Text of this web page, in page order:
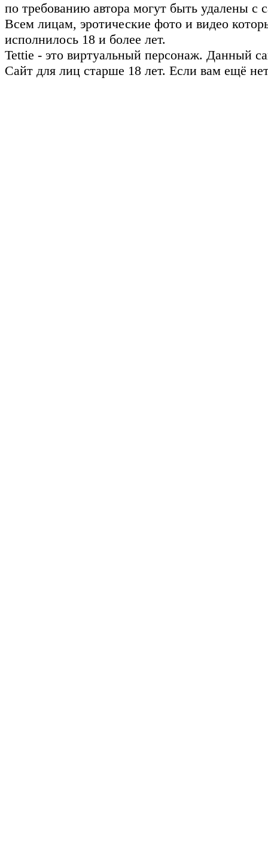
по требованию автора могут быть удалены с
Всем лицам, эротические фото и видео
исполнилось 18 и более лет.
Tettie - это виртуальный персонаж. Данный
Сайт для лиц старше 18 лет. Если вам ещё